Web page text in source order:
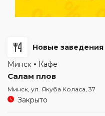
Новые заведения
Минск
Кафе
Салам плов
Минск, ул. Якуба Коласа, 37
Закрыто